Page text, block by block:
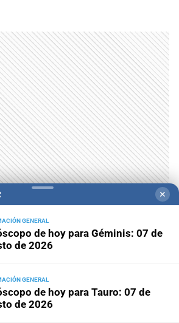
Nosotros
✕
GENERAL
de hoy para Géminis: 07 de
de 2026
GENERAL
de hoy para Tauro: 07 de
de 2026